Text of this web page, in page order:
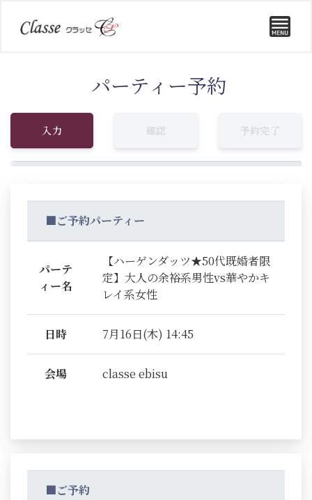
パーティー予約
入力 確認 予約完了
■ご予約パーティー
パーテ
ィー名
【ハーゲンダッツ★50代既婚者限
定】大人の余裕系男性vs華やかキ
レイ系女性
日時 7月16日(木) 14:45
会場 classe ebisu
■ご予約